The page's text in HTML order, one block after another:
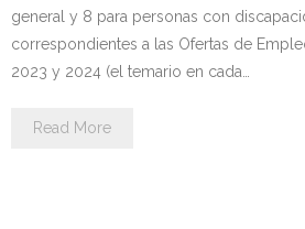
Personalidad Jurídica PROPIA
ESTABILIZACIÓN de Empleo
general y 8 para personas con
correspondientes a las Ofertas de
2023 y 2024 (el temario en cada…
Read More